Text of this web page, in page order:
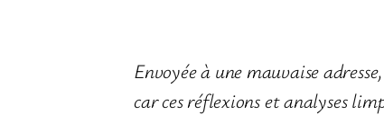
Envoyée à une mauvaise
car ces réflexions et analyses